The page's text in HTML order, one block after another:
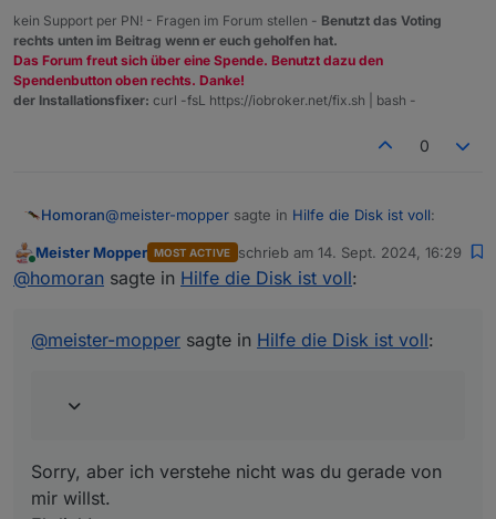
kein Support per PN! - Fragen im Forum stellen - Benutzt das Voting
rechts unten im Beitrag wenn er euch geholfen hat.
Das Forum freut sich über eine Spende. Benutzt dazu den
Spendenbutton oben rechts. Danke!
der Installationsfixer: curl -fsL https://iobroker.net/fix.sh | bash -
0
Homoran@meister-mopper sagte in Hilfe die Disk ist voll:
Vielleicht schiebst du die offtopic-Kategorie und
Anfang bis zum Ende die Geduld zu verlieren
willst.
Ehrlich!
Hab zwar einen Verdacht, aber bei der Überprüfung
Online
Meister Mopper MOST ACTIVE schrieb am 14. Sept. 2024, 16:29
zuletzt editiert von
@homoran sagte in Hilfe die Disk ist voll:
@meister-mopper sagte in Hilfe die Disk ist voll:
Sorry, aber ich verstehe nicht was du gerade von
mir willst.